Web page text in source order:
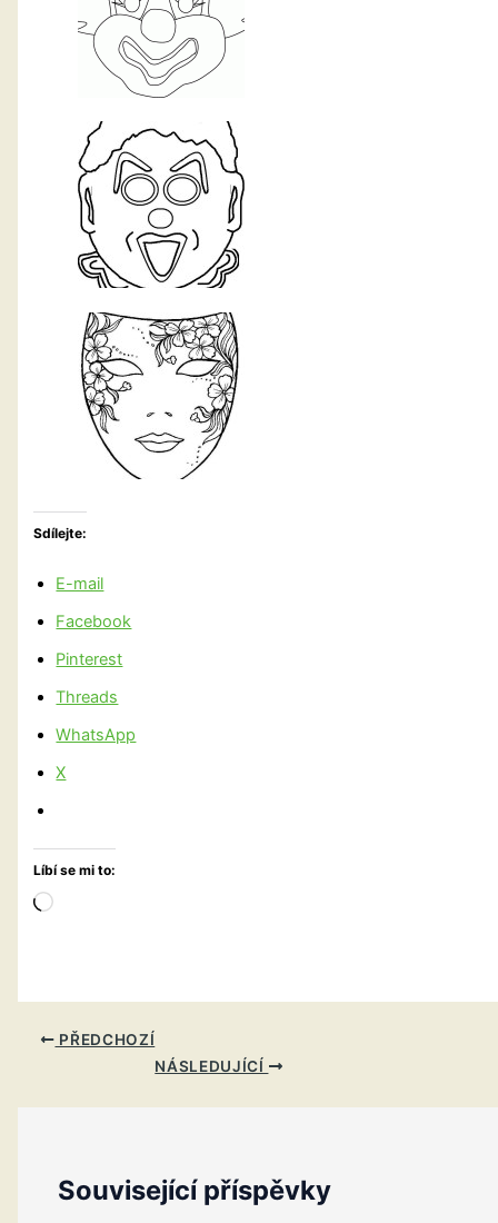
Sdílejte:
E-mail
Facebook
Pinterest
Threads
WhatsApp
X
Líbí se mi to:
Načítání…
PŘEDCHOZÍ
NÁSLEDUJÍCÍ
Související příspěvky